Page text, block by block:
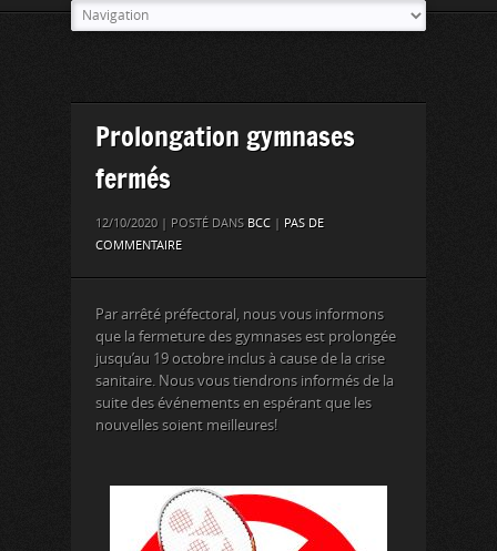
Prolongation gymnases
fermés
12/10/2020 | POSTÉ DANS BCC | PAS DE
COMMENTAIRE
Par arrêté préfectoral, nous vous informons
que la fermeture des gymnases est prolongée
jusqu’au 19 octobre inclus à cause de la crise
sanitaire. Nous vous tiendrons informés de la
suite des événements en espérant que les
nouvelles soient meilleures!